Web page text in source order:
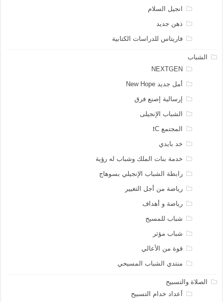
انجيل السلام
ذهن جديد
فاريتاس للدراسات الكتابية
الشباب
NEXTGEN
أمل جديد New Hope
إرسالية إصنع فرق
الشباب الإنجيلى
المجتمع tC
خد بايدي
خدمة بنات الملك وشباب له رؤية
رابطة الشباب الإنجيلي بسوهاج
رياضة من أجل التغيير
رياضة و أهداف
شباب للمسيح
شباب مؤثر
قوة من الأعالي
منتدي الشباب المسيحي
الصلاة والتسبيح
أعداد خدام التسبيح